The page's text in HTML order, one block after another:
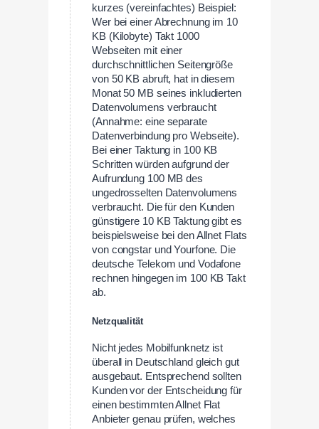
kurzes (vereinfachtes) Beispiel:
Wer bei einer Abrechnung im 10
KB (Kilobyte) Takt 1000
Webseiten mit einer
durchschnittlichen Seitengröße
von 50 KB abruft, hat in diesem
Monat 50 MB seines inkludierten
Datenvolumens verbraucht
(Annahme: eine separate
Datenverbindung pro Webseite).
Bei einer Taktung in 100 KB
Schritten würden aufgrund der
Aufrundung 100 MB des
ungedrosselten Datenvolumens
verbraucht. Die für den Kunden
günstigere 10 KB Taktung gibt es
beispielsweise bei den Allnet Flats
von congstar und Yourfone. Die
deutsche Telekom und Vodafone
rechnen hingegen im 100 KB Takt
ab.
Netzqualität
Nicht jedes Mobilfunknetz ist
überall in Deutschland gleich gut
ausgebaut. Entsprechend sollten
Kunden vor der Entscheidung für
einen bestimmten Allnet Flat
Anbieter genau prüfen, welches